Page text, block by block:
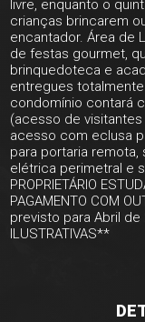
livre, enquanto o
crianças brincarem
encantador. Área de
de festas gourmet,
brinquedoteca e
entregues
condomínio contará
(acesso de
acesso com eclusa
para portaria
elétrica perimetral e
PROPRIETÁRIO
PAGAMENTO COM
previsto para Abril de
ILUSTRATIVAS**